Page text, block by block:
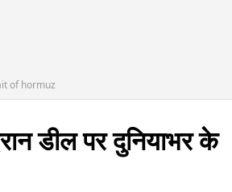
of hormuz
डील पर दुनियाभर के